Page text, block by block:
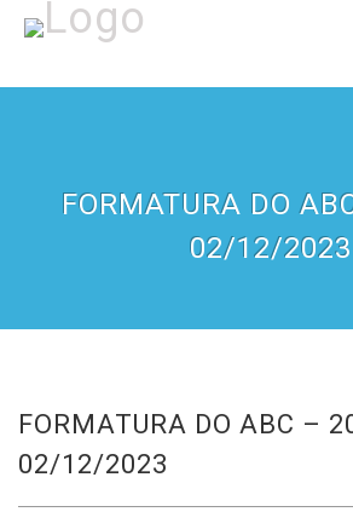
FORMATURA DO
02/12/2023
FORMATURA DO ABC –
02/12/2023